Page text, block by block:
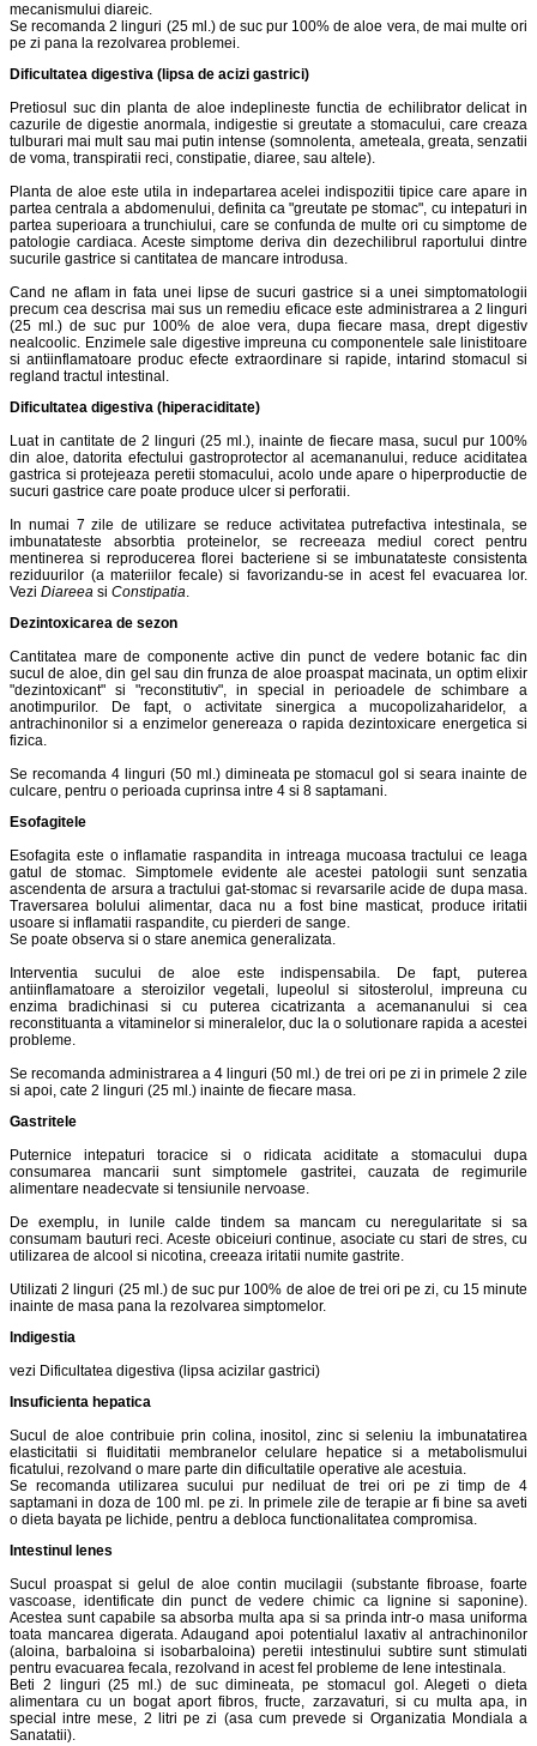
mecanismului diareic.
Se recomanda 2 linguri (25 ml.) de suc pur 100% de aloe vera, de mai multe ori
pe zi pana la rezolvarea problemei.
Dificultatea digestiva (lipsa de acizi gastrici)
Pretiosul suc din planta de aloe indeplineste functia de echilibrator delicat in
cazurile de digestie anormala, indigestie si greutate a stomacului, care creaza
tulburari mai mult sau mai putin intense (somnolenta, ameteala, greata, senzatii
de voma, transpiratii reci, constipatie, diaree, sau altele).
Planta de aloe este utila in indepartarea acelei indispozitii tipice care apare in
partea centrala a abdomenului, definita ca "greutate pe stomac", cu intepaturi in
partea superioara a trunchiului, care se confunda de multe ori cu simptome de
patologie cardiaca. Aceste simptome deriva din dezechilibrul raportului dintre
sucurile gastrice si cantitatea de mancare introdusa.
Cand ne aflam in fata unei lipse de sucuri gastrice si a unei simptomatologii
precum cea descrisa mai sus un remediu eficace este administrarea a 2 linguri
(25 ml.) de suc pur 100% de aloe vera, dupa fiecare masa, drept digestiv
nealcoolic. Enzimele sale digestive impreuna cu componentele sale linistitoare
si antiinflamatoare produc efecte extraordinare si rapide, intarind stomacul si
regland tractul intestinal.
Dificultatea digestiva (hiperaciditate)
Luat in cantitate de 2 linguri (25 ml.), inainte de fiecare masa, sucul pur 100%
din aloe, datorita efectului gastroprotector al acemananului, reduce aciditatea
gastrica si protejeaza peretii stomacului, acolo unde apare o hiperproductie de
sucuri gastrice care poate produce ulcer si perforatii.
In numai 7 zile de utilizare se reduce activitatea putrefactiva intestinala, se
imbunatateste absorbtia proteinelor, se recreeaza mediul corect pentru
mentinerea si reproducerea florei bacteriene si se imbunatateste consistenta
reziduurilor (a materiilor fecale) si favorizandu-se in acest fel evacuarea lor.
Vezi Diareea si Constipatia.
Dezintoxicarea de sezon
Cantitatea mare de componente active din punct de vedere botanic fac din
sucul de aloe, din gel sau din frunza de aloe proaspat macinata, un optim elixir
"dezintoxicant" si "reconstitutiv", in special in perioadele de schimbare a
anotimpurilor. De fapt, o activitate sinergica a mucopolizaharidelor, a
antrachinonilor si a enzimelor genereaza o rapida dezintoxicare energetica si
fizica.
Se recomanda 4 linguri (50 ml.) dimineata pe stomacul gol si seara inainte de
culcare, pentru o perioada cuprinsa intre 4 si 8 saptamani.
Esofagitele
Esofagita este o inflamatie raspandita in intreaga mucoasa tractului ce leaga
gatul de stomac. Simptomele evidente ale acestei patologii sunt senzatia
ascendenta de arsura a tractului gat-stomac si revarsarile acide de dupa masa.
Traversarea bolului alimentar, daca nu a fost bine masticat, produce iritatii
usoare si inflamatii raspandite, cu pierderi de sange.
Se poate observa si o stare anemica generalizata.
Interventia sucului de aloe este indispensabila. De fapt, puterea
antiinflamatoare a steroizilor vegetali, lupeolul si sitosterolul, impreuna cu
enzima bradichinasi si cu puterea cicatrizanta a acemananului si cea
reconstituanta a vitaminelor si mineralelor, duc la o solutionare rapida a acestei
probleme.
Se recomanda administrarea a 4 linguri (50 ml.) de trei ori pe zi in primele 2 zile
si apoi, cate 2 linguri (25 ml.) inainte de fiecare masa.
Gastritele
Puternice intepaturi toracice si o ridicata aciditate a stomacului dupa
consumarea mancarii sunt simptomele gastritei, cauzata de regimurile
alimentare neadecvate si tensiunile nervoase.
De exemplu, in lunile calde tindem sa mancam cu neregularitate si sa
consumam bauturi reci. Aceste obiceiuri continue, asociate cu stari de stres, cu
utilizarea de alcool si nicotina, creeaza iritatii numite gastrite.
Utilizati 2 linguri (25 ml.) de suc pur 100% de aloe de trei ori pe zi, cu 15 minute
inainte de masa pana la rezolvarea simptomelor.
lndigestia
vezi Dificultatea digestiva (lipsa acizilar gastrici)
Insuficienta hepatica
Sucul de aloe contribuie prin colina, inositol, zinc si seleniu la imbunatatirea
elasticitatii si fluiditatii membranelor celulare hepatice si a metabolismului
ficatului, rezolvand o mare parte din dificultatile operative ale acestuia.
Se recomanda utilizarea sucului pur nediluat de trei ori pe zi timp de 4
saptamani in doza de 100 ml. pe zi. In primele zile de terapie ar fi bine sa aveti
o dieta bayata pe lichide, pentru a debloca functionalitatea compromisa.
Intestinul lenes
Sucul proaspat si gelul de aloe contin mucilagii (substante fibroase, foarte
vascoase, identificate din punct de vedere chimic ca lignine si saponine).
Acestea sunt capabile sa absorba multa apa si sa prinda intr-o masa uniforma
toata mancarea digerata. Adaugand apoi potentialul laxativ al antrachinonilor
(aloina, barbaloina si isobarbaloina) peretii intestinului subtire sunt stimulati
pentru evacuarea fecala, rezolvand in acest fel probleme de lene intestinala.
Beti 2 linguri (25 ml.) de suc dimineata, pe stomacul gol. Alegeti o dieta
alimentara cu un bogat aport fibros, fructe, zarzavaturi, si cu multa apa, in
special intre mese, 2 litri pe zi (asa cum prevede si Organizatia Mondiala a
Sanatatii).